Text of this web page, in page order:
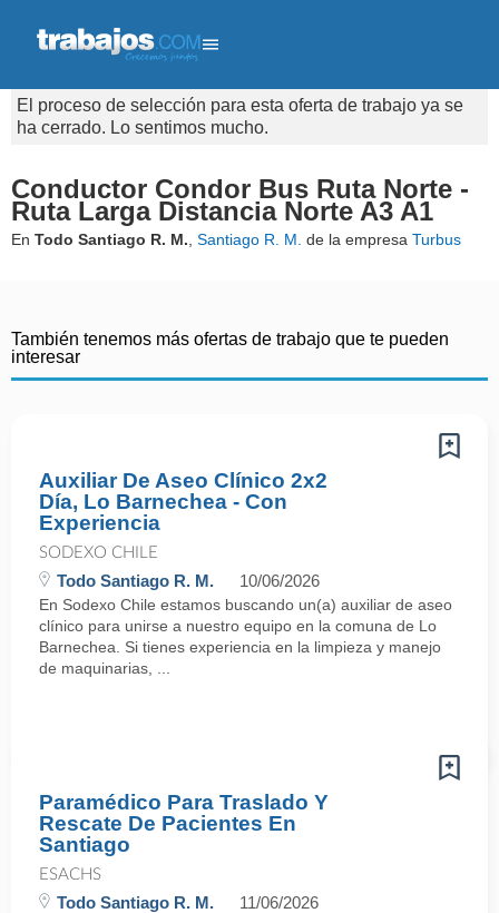
El proceso de selección para esta oferta de trabajo ya se
ha cerrado. Lo sentimos mucho.
Conductor Condor Bus Ruta Norte -
Ruta Larga Distancia Norte A3 A1
En Todo Santiago R. M. Santiago R. M. de la empresa Turbus
También tenemos más ofertas de trabajo que te pueden
interesar
Auxiliar De Aseo Clínico 2x2
Día, Lo Barnechea - Con
Experiencia
SODEXO CHILE
Todo Santiago R. M. 10/06/2026
En Sodexo Chile estamos buscando un(a) auxiliar de aseo
clínico para unirse a nuestro equipo en la comuna de Lo
Barnechea. Si tienes experiencia en la limpieza y manejo
de maquinarias, ...
Paramédico Para Traslado Y
Rescate De Pacientes En
Santiago
ESACHS
Todo Santiago R. M. 11/06/2026